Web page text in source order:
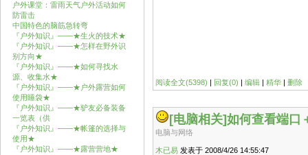
户外课堂：雷雨天气户外活动如何
防雷击
中国特色的脑筋急转弯
『户外知识』——★生火的技术★
『户外知识』——★怎样在野外识
别方向★
『户外知识』——★如何寻找水
源、收集水★
『户外知识』——★户外露营如何
使用睡袋★
『户外知识』——★驴友必备装备
一览表（供
『户外知识』——★帐篷的选择与
使用★
『户外知识』——★露营营地★
阅读全文(5398) | 回复(0) | 编辑 | 精华 | 删除
[电脑相关]如何查看端口
电脑与网络
木已易 发表于 2008/4/26 14:55:47